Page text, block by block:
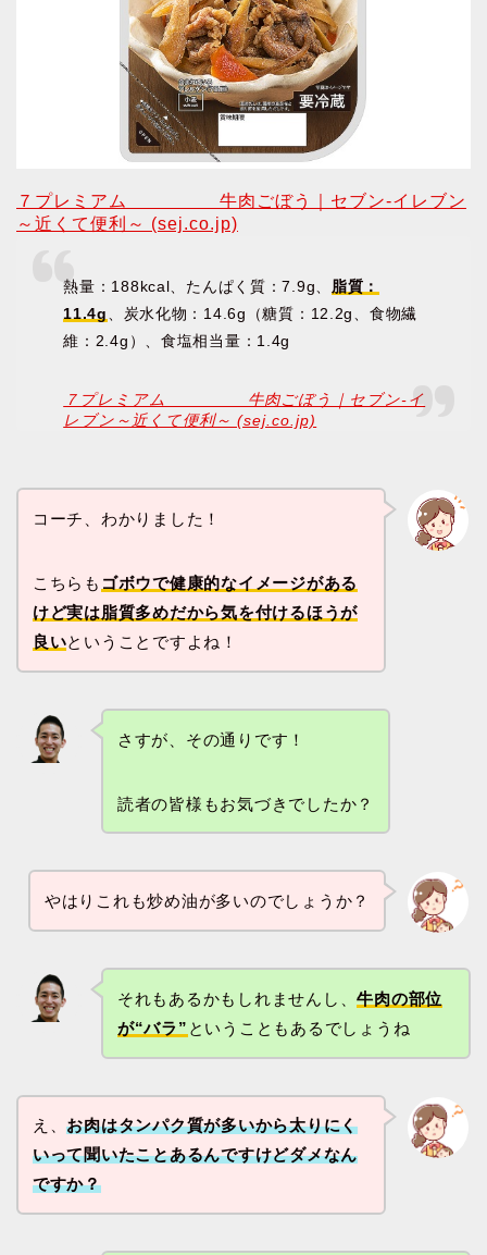
７プレミアム 牛肉ごぼう｜セブン‐イレブン
～近くて便利～ (sej.co.jp)
熱量：188kcal、たんぱく質：7.9g、 脂質：
11.4g
、炭水化物：14.6g（糖質：12.2g、食物繊
維：2.4g）、食塩相当量：1.4g
７プレミアム 牛肉ごぼう｜セブン‐イ
レブン～近くて便利～ (sej.co.jp)
コーチ、わかりました！
こちらも ゴボウで健康的なイメージがある
けど実は脂質多めだから気を付けるほうが
良いということですよね！
さすが、その通りです！
読者の皆様もお気づきでしたか？
やはりこれも炒め油が多いのでしょうか？
それもあるかもしれませんし、牛肉の部位
が“バラ” ということもあるでしょうね
え、お肉はタンパク質が多いから太りにく
いって聞いたことあるんですけどダメなん
ですか？